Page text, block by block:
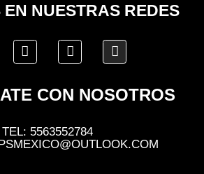
EN NUESTRAS REDES
CON NOSOTROS
TEL: 5563552784